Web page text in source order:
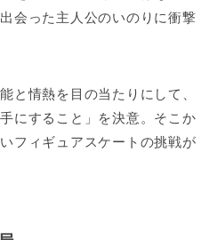
会った主人公のいのりに衝撃
と情熱を目の当たりにして、
にすること」を決意。そこか
フィギュアスケートの挑戦が